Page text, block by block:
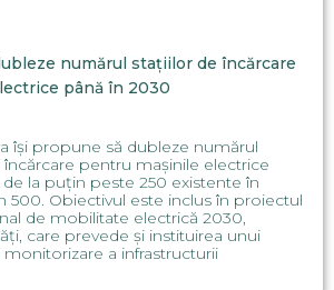
numărul stațiilor de încărcare
până în 2030
își propune să dubleze numărul
pentru mașinile electrice
la puțin peste 250 existente în
500. Obiectivul este inclus în proiectul
de mobilitate electrică 2030,
care prevede și instituirea unui
a infrastructurii